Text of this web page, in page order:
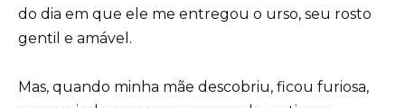
do dia em que ele me entregou o urso, seu rosto
gentil e amável.
Mas, quando minha mãe descobriu, ficou furiosa,